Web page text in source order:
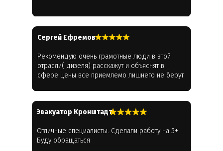
Cергей Ефремов
Рекомендую очень грамотные люди в этой
отрасли( дизеля) расскажут и объяснят в
сфере цены все приемлемо лишнего не берут
Эвакуатор Кронштадт
Отличные специалисты. Сделали работу на 5+
Буду обращаться